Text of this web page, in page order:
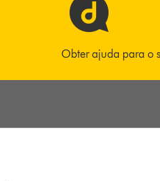
Obter ajuda para o